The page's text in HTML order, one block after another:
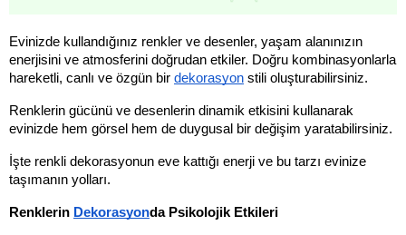
Evinizde kullandığınız renkler ve desenler, yaşam alanınızın
enerjisini ve atmosferini doğrudan etkiler. Doğru kombinasyonlarla
hareketli, canlı ve özgün bir dekorasyon stili oluşturabilirsiniz.
Renklerin gücünü ve desenlerin dinamik etkisini kullanarak
evinizde hem görsel hem de duygusal bir değişim yaratabilirsiniz.
İşte renkli dekorasyonun eve kattığı enerji ve bu tarzı evinize
taşımanın yolları.
Renklerin Dekorasyonda Psikolojik Etkileri